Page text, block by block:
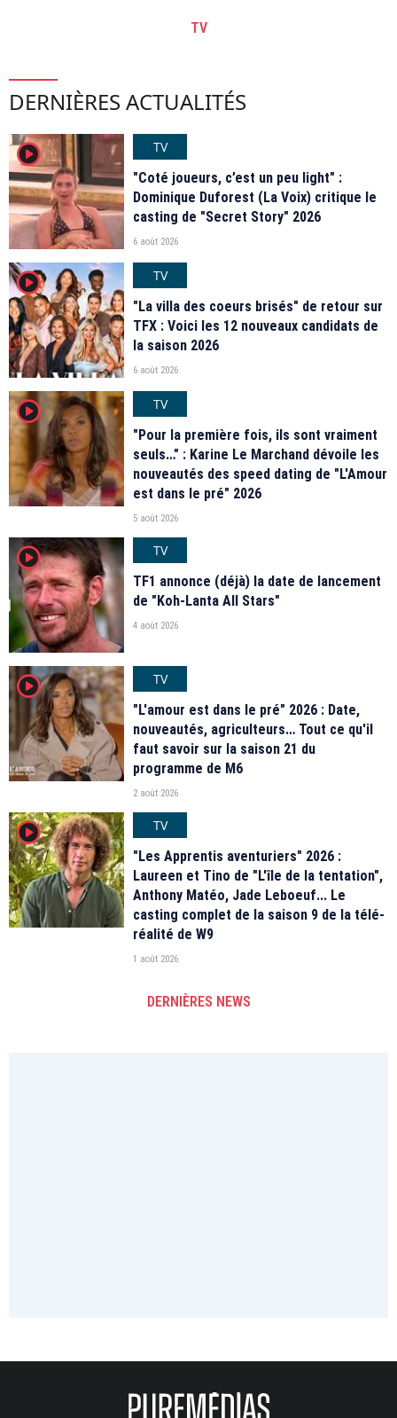
TV
DERNIÈRES ACTUALITÉS
player2
TV
"Coté joueurs, c’est un peu light" :
Dominique Duforest (La Voix) critique le
casting de "Secret Story" 2026
6 août 2026
player2
TV
"La villa des coeurs brisés" de retour sur
TFX : Voici les 12 nouveaux candidats de
la saison 2026
6 août 2026
player2
TV
"Pour la première fois, ils sont vraiment
seuls…" : Karine Le Marchand dévoile les
nouveautés des speed dating de "L'Amour
est dans le pré" 2026
5 août 2026
player2
TV
TF1 annonce (déjà) la date de lancement
de "Koh-Lanta All Stars"
4 août 2026
player2
TV
"L'amour est dans le pré" 2026 : Date,
nouveautés, agriculteurs… Tout ce qu'il
faut savoir sur la saison 21 du
programme de M6
2 août 2026
player2
TV
"Les Apprentis aventuriers" 2026 :
Laureen et Tino de "L'île de la tentation",
Anthony Matéo, Jade Leboeuf... Le
casting complet de la saison 9 de la télé-
réalité de W9
1 août 2026
DERNIÈRES NEWS